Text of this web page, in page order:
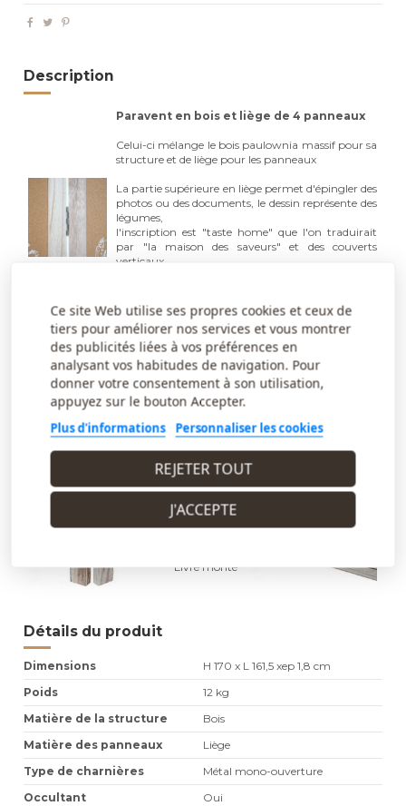
Description
Paravent en bois et liège de 4 panneaux
Celui-ci mélange le bois paulownia massif pour sa
structure et de liège pour les panneaux
La partie supérieure en liège permet d'épingler des
photos ou des documents, le dessin représente des
légumes,
l'inscription est "taste home" que l'on traduirait
par "la maison des saveurs" et des couverts
verticaux
C'est donc un paravent qui de posera dans une
cuisine, restaurant, bar, café etc ....
Les panneaux inférieurs sont réalisés par
superposition de lattes de bois massif horizontales,
au 2/3 les panneaux
sont pleins avec motifs de couverts de cuisine et le
1/3 supérieur est en liège
Les charnières noires sont en métal à mono-
ouverture
Dimensions
H 170 x L 161,5
cm
Livré monté
Détails du produit
Dimensions
H 170 x L 161,5 xep 1,8 cm
Poids
12 kg
Matière de la structure
Bois
Matière des panneaux
Liège
Type de charnières
Métal mono-ouverture
Occultant
Oui
Ce site Web utilise ses propres cookies et ceux de
tiers pour améliorer nos services et vous montrer
des publicités liées à vos préférences en
analysant vos habitudes de navigation. Pour
donner votre consentement à son utilisation,
appuyez sur le bouton Accepter.
Plus d'informations Personnaliser les cookies
REJETER TOUT
J'ACCEPTE